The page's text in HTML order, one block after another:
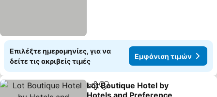
Επιλέξτε ημερομηνίες, για να
δείτε τις ακριβείς τιμές
Εμφάνιση τιμών
Κοινοποίηση
Προσθήκη στα αγαπημένα
Lot Boutique Hotel by
Hotels and Preference